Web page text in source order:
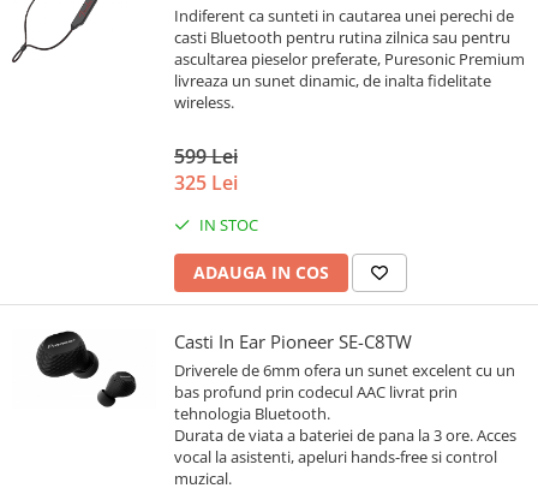
Indiferent ca sunteti in cautarea unei perechi de
casti Bluetooth pentru rutina zilnica sau pentru
ascultarea pieselor preferate, Puresonic Premium
livreaza un sunet dinamic, de inalta fidelitate
wireless.
599 Lei
325 Lei
IN STOC
ADAUGA IN COS
Casti In Ear Pioneer SE-C8TW
Driverele de 6mm ofera un sunet excelent cu un
bas profund prin codecul AAC livrat prin
tehnologia Bluetooth.
Durata de viata a bateriei de pana la 3 ore. Acces
vocal la asistenti, apeluri hands-free si control
muzical.